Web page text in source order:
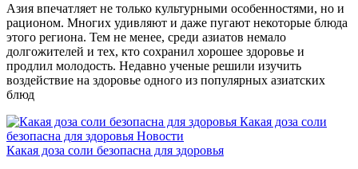
Азия впечатляет не только культурными особенностями, но и
рационом. Многих удивляют и даже пугают некоторые блюда
этого региона. Тем не менее, среди азиатов немало
долгожителей и тех, кто сохранил хорошее здоровье и
продлил молодость. Недавно ученые решили изучить
воздействие на здоровье одного из популярных азиатских
блюд
Какая доза соли
безопасна для здоровья Новости
Какая доза соли безопасна для здоровья